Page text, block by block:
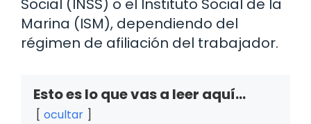
Social (INSS) o el Instituto Social de la
Marina (ISM), dependiendo del
régimen de afiliación del trabajador.
Esto es lo que vas a leer aquí...
ocultar